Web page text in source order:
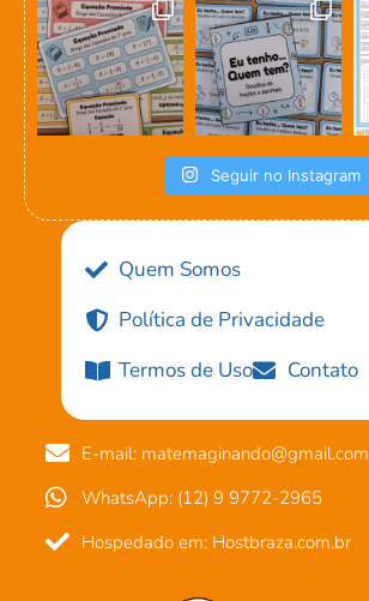
Seguir no Instagram
Quem Somos
Política de Privacidade
Termos de Uso
Contato
E-mail: matemaginando@gmail.com
WhatsApp: (12) 9 9772-2965
Hospedado em: Hostbraza.com.br